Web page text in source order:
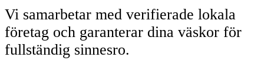
Vi samarbetar med verifierade lokala
företag och garanterar dina väskor för
fullständig sinnesro.